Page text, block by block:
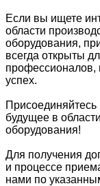
Если вы ищете
области
оборудования,
всегда открыты
профессионалов,
успех.
будущее в
оборудования!
Для получения
и процессе
нами по